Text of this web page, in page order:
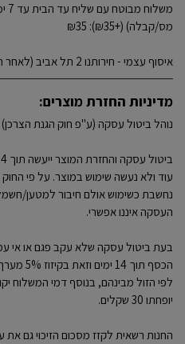
מס/קבלה) (+₪35): ₪35
איסוף עצמי - חירותנו 2 תל אביב (לאחר הפקת חשבונית מס/קבלה)
מדיניות החזרת מוצרים:
נוהל ביטול עסקה (ע"פ חוק הגנת הצרכן)
עוד ולא נעשה שימוש במוצר. על פי
נחשבת כשימוש אולם חיבור למטען/
העסקה איננו אפשרי.
בעת ביטול עסקה שלא עקב פגם או אי
לפי הזול מבינהם, בנוסף דמי המשלוח
יופחתו 30 שקלים.
החנות רשאית לקזז מסכום הזיכוי גם